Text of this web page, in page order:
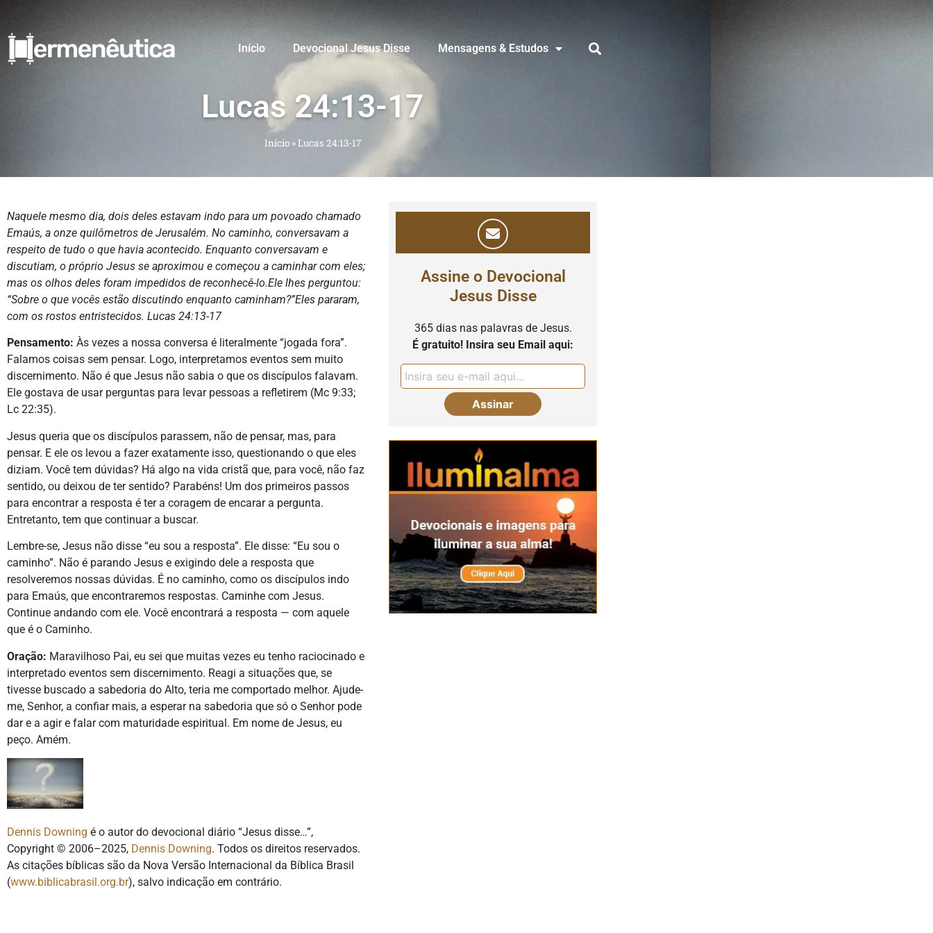
Início Devocional Jesus Disse Mensagens & Estudos
Lucas 24:13-17
Início»Lucas 24:13-17
Naquele mesmo dia, dois deles estavam indo para um povoado chamado
Emaús, a onze quilômetros de Jerusalém. No caminho, conversavam a
respeito de tudo o que havia acontecido. Enquanto conversavam e
discutiam, o próprio Jesus se aproximou e começou a caminhar com eles;
mas os olhos deles foram impedidos de reconhecê-lo.Ele lhes perguntou:
“Sobre o que vocês estão discutindo enquanto caminham?”Eles pararam,
com os rostos entristecidos. Lucas 24:13-17
Pensamento: Às vezes a nossa conversa é literalmente “jogada fora”.
Falamos coisas sem pensar. Logo, interpretamos eventos sem muito
discernimento. Não é que Jesus não sabia o que os discípulos falavam.
Ele gostava de usar perguntas para levar pessoas a refletirem (Mc 9:33;
Lc 22:35).
Jesus queria que os discípulos parassem, não de pensar, mas, para
pensar. E ele os levou a fazer exatamente isso, questionando o que eles
diziam. Você tem dúvidas? Há algo na vida cristã que, para você, não faz
sentido, ou deixou de ter sentido? Parabéns! Um dos primeiros passos
para encontrar a resposta é ter a coragem de encarar a pergunta.
Entretanto, tem que continuar a buscar.
Lembre-se, Jesus não disse “eu sou a resposta”. Ele disse: “Eu sou o
caminho”. Não é parando Jesus e exigindo dele a resposta que
resolveremos nossas dúvidas. É no caminho, como os discípulos indo
para Emaús, que encontraremos respostas. Caminhe com Jesus.
Continue andando com ele. Você encontrará a resposta — com aquele
que é o Caminho.
Oração: Maravilhoso Pai, eu sei que muitas vezes eu tenho raciocinado e
interpretado eventos sem discernimento. Reagi a situações que, se
tivesse buscado a sabedoria do Alto, teria me comportado melhor. Ajude-
me, Senhor, a confiar mais, a esperar na sabedoria que só o Senhor pode
dar e a agir e falar com maturidade espiritual. Em nome de Jesus, eu
peço. Amém.
Dennis Downing é o autor do devocional diário “Jesus disse…”,
Copyright © 2006–2025, Dennis Downing. Todos os direitos reservados.
As citações bíblicas são da Nova Versão Internacional da Bíblica Brasil
(www.biblicabrasil.org.br), salvo indicação em contrário.
Assine o Devocional
Jesus Disse
365 dias nas palavras de Jesus.
É gratuito! Insira seu Email aqui: